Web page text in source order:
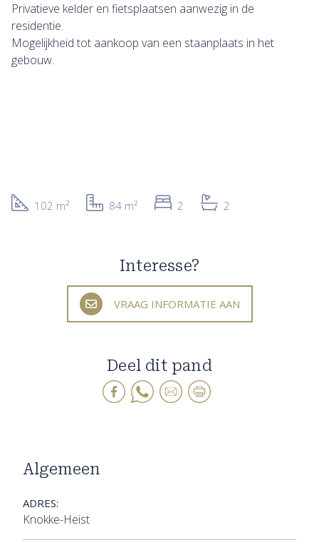
Privatieve kelder en fietsplaatsen aanwezig in de
residentie.
Mogelijkheid tot aankoop van een staanplaats in het
gebouw.
102 m² 84 m² 2 2
Interesse?
VRAAG INFORMATIE AAN
Deel dit pand
Algemeen
ADRES:
Knokke-Heist